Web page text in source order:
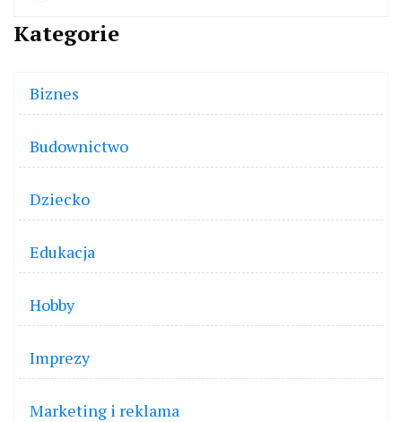
Kategorie
Biznes
Budownictwo
Dziecko
Edukacja
Hobby
Imprezy
Marketing i reklama